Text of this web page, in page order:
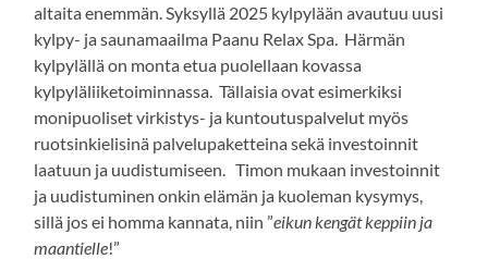
altaita enemmän. Syksyllä 2025 kylpylään avautuu uusi
kylpy- ja saunamaailma Paanu Relax Spa. Härmän
kylpylällä on monta etua puolellaan kovassa
kylpyläliiketoiminnassa. Tällaisia ovat esimerkiksi
monipuoliset virkistys- ja kuntoutuspalvelut myös
ruotsinkielisinä palvelupaketteina sekä investoinnit
laatuun ja uudistumiseen. Timon mukaan investoinnit
ja uudistuminen onkin elämän ja kuoleman kysymys,
sillä jos ei homma kannata, niin ”eikun kengät keppiin ja
maantielle!”